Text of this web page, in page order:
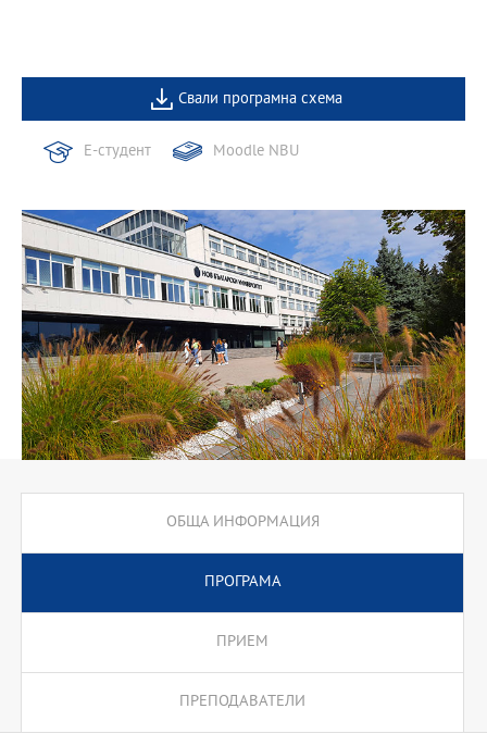
Свали програмна схема
Е-студент Moodle NBU
ОБЩА ИНФОРМАЦИЯ
ПРОГРАМА
ПРИЕМ
ПРЕПОДАВАТЕЛИ